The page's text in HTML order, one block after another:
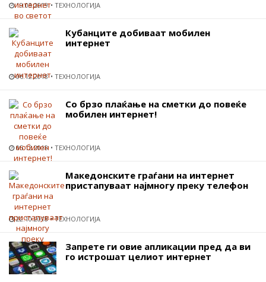
19.03.2019 ТЕХНОЛОГИЈА
Кубанците добиваат мобилен
интернет
06.12.2018 ТЕХНОЛОГИЈА
Со брзо плаќање на сметки до повеќе
мобилен интернет!
05.12.2018 ТЕХНОЛОГИЈА
Македонските граѓани на интернет
пристапуваат најмногу преку телефон
22.10.2018 ТЕХНОЛОГИЈА
Запрете ги овие апликации пред да ви
го истрошат целиот интернет